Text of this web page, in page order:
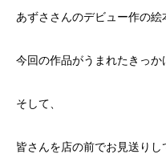
あずささんのデビュー作の絵
今回の作品がうまれたきっか
そして、
皆さんを店の前でお見送り